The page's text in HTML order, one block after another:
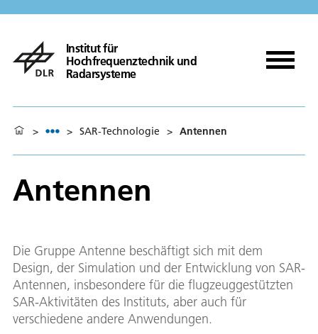
Institut für
Hochfrequenztechnik und
Radarsysteme
> > SAR-Technologie > Antennen
Antennen
Die Gruppe Antenne beschäftigt sich mit dem
Design, der Simulation und der Entwicklung von SAR-
Antennen, insbesondere für die flugzeuggestützten
SAR-Aktivitäten des Instituts, aber auch für
verschiedene andere Anwendungen.